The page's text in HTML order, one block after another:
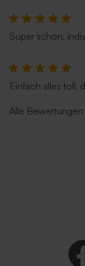
Super schön,
Einfach alles toll,
Alle Bewertungen